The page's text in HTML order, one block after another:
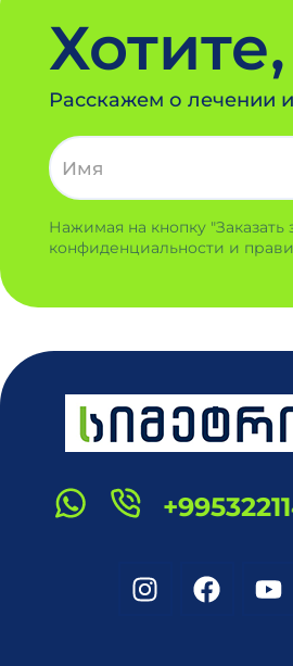
Расскажем о лечении
Нажимая на кнопку
конфиденциальности и